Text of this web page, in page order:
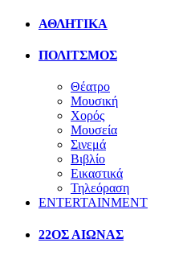
ΑΘΛΗΤΙΚΑ
ΠΟΛΙΤΣΜΟΣ
Θέατρο
Μουσική
Χορός
Μουσεία
Σινεμά
Βιβλίο
Εικαστικά
Τηλεόραση
ENTERTAINMENT
22ΟΣ ΑΙΩΝΑΣ